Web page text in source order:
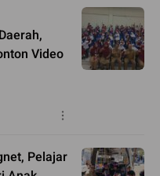
Video
Pelajar